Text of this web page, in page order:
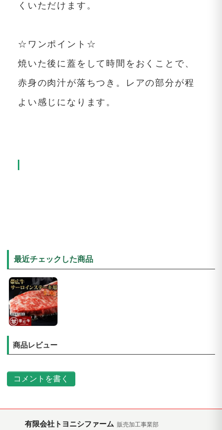
くいただけます。
☆ワンポイント☆
焼いた後に蓋をして時間をおくことで、
赤身の肉汁が落ちつき。レアの部分が程
よい感じになります。
最近チェックした商品
商品レビュー
コメントを書く
有限会社トヨニシファーム 販売加工事業部